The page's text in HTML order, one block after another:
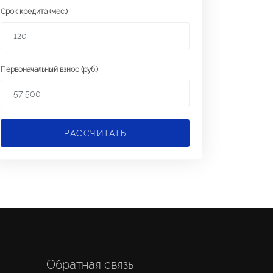
Срок кредита (мес.)
Первоначальный взнос (руб.)
РАССЧИТАТЬ
Обратная связь